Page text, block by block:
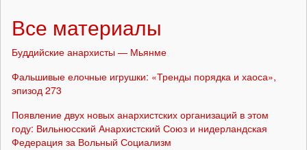
Все материалы
Буддийские анархисты — Мьянме
Фальшивые елочные игрушки: «Тренды порядка и хаоса»,
эпизод 273
Появление двух новых анархистских организаций в этом
году: Вильнюсский Анархистский Союз и нидерландская
Федерация за Вольный Социализм